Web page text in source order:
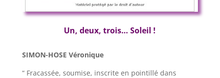
Un, deux, trois… Soleil !
SIMON-HOSE Véronique
“ Fracassée, soumise, inscrite en pointillé dans